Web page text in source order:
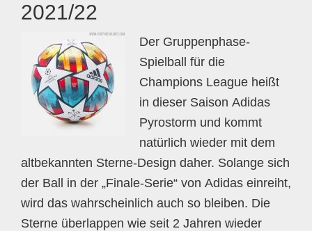
2021/22
Der Gruppenphase-
Spielball für die
Champions League heißt
in dieser Saison Adidas
Pyrostorm und kommt
natürlich wieder mit dem
altbekannten Sterne-Design daher. Solange sich
der Ball in der „Finale-Serie“ von Adidas einreiht,
wird das wahrscheinlich auch so bleiben. Die
Sterne überlappen wie seit 2 Jahren wieder